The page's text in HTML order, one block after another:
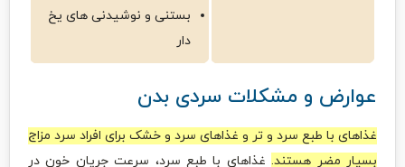
بستنی و نوشیدنی های یخ
دار
عوارض و مشکلات سردی بدن
غذاهای با طبع سرد و تر و غذاهای سرد و خشک برای افراد سرد مزاج
بسیار مضر هستند. غذاهای با طبع سرد، سرعت جریان خون در